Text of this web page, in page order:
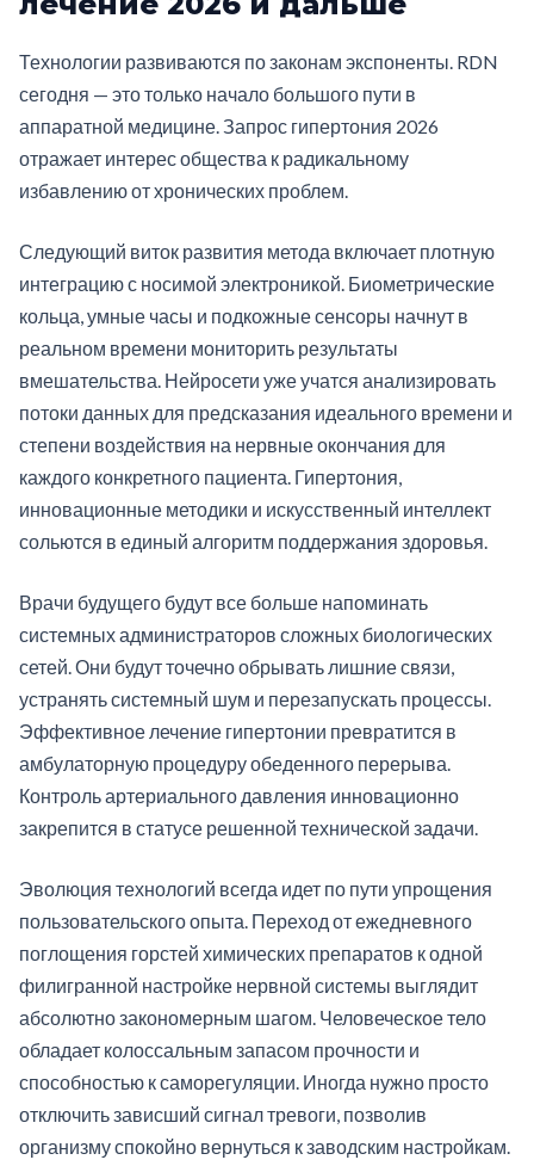
Технологии развиваются по законам экспоненты. RDN
сегодня — это только начало большого пути в
аппаратной медицине. Запрос гипертония 2026
отражает интерес общества к радикальному
избавлению от хронических проблем.
Следующий виток развития метода включает плотную
интеграцию с носимой электроникой. Биометрические
кольца, умные часы и подкожные сенсоры начнут в
реальном времени мониторить результаты
вмешательства. Нейросети уже учатся анализировать
потоки данных для предсказания идеального времени и
степени воздействия на нервные окончания для
каждого конкретного пациента. Гипертония,
инновационные методики и искусственный интеллект
сольются в единый алгоритм поддержания здоровья.
Врачи будущего будут все больше напоминать
системных администраторов сложных биологических
сетей. Они будут точечно обрывать лишние связи,
устранять системный шум и перезапускать процессы.
Эффективное лечение гипертонии превратится в
амбулаторную процедуру обеденного перерыва.
Контроль артериального давления инновационно
закрепится в статусе решенной технической задачи.
Эволюция технологий всегда идет по пути упрощения
пользовательского опыта. Переход от ежедневного
поглощения горстей химических препаратов к одной
филигранной настройке нервной системы выглядит
абсолютно закономерным шагом. Человеческое тело
обладает колоссальным запасом прочности и
способностью к саморегуляции. Иногда нужно просто
отключить зависший сигнал тревоги, позволив
организму спокойно вернуться к заводским настройкам.